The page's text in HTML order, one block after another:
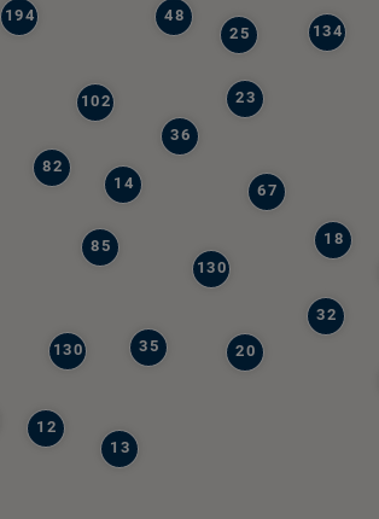
85
194
130
67
82
36
130
134
23
35
102
48
14
12
18
32
13
20
25